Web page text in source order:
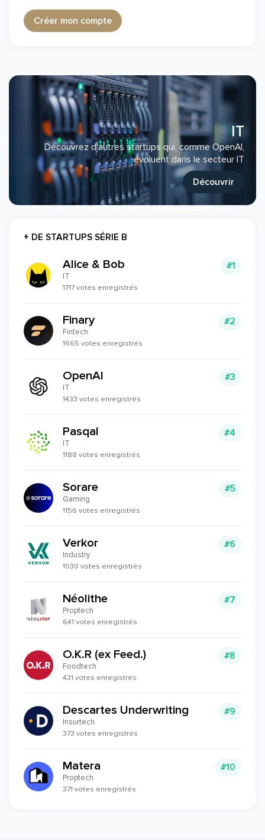
Créer mon compte
IT
Découvrez d'autres startups qui, comme OpenAI,
évoluent dans le secteur IT
Découvrir
+ DE STARTUPS SÉRIE B
#1
Alice & Bob
IT
1717 votes enregistrés
#2
Finary
Fintech
1665 votes enregistrés
#3
OpenAI
IT
1433 votes enregistrés
#4
Pasqal
IT
1188 votes enregistrés
#5
Sorare
Gaming
1156 votes enregistrés
#6
Verkor
Industry
1030 votes enregistrés
#7
Néolithe
Proptech
641 votes enregistrés
#8
O.K.R (ex Feed.)
Foodtech
431 votes enregistrés
#9
Descartes Underwriting
Insurtech
373 votes enregistrés
#10
Matera
Proptech
371 votes enregistrés